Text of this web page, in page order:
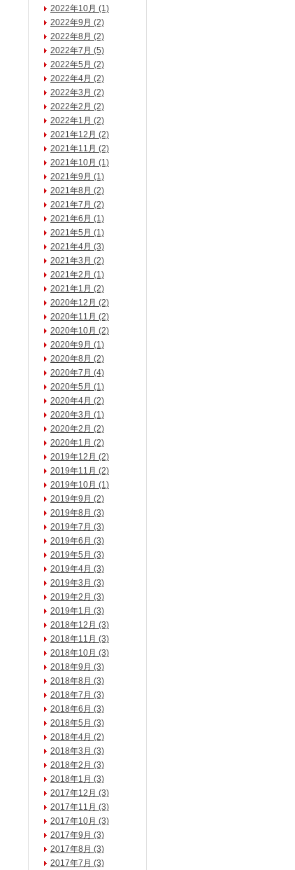
2022年10月 (1)
2022年9月 (2)
2022年8月 (2)
2022年7月 (5)
2022年5月 (2)
2022年4月 (2)
2022年3月 (2)
2022年2月 (2)
2022年1月 (2)
2021年12月 (2)
2021年11月 (2)
2021年10月 (1)
2021年9月 (1)
2021年8月 (2)
2021年7月 (2)
2021年6月 (1)
2021年5月 (1)
2021年4月 (3)
2021年3月 (2)
2021年2月 (1)
2021年1月 (2)
2020年12月 (2)
2020年11月 (2)
2020年10月 (2)
2020年9月 (1)
2020年8月 (2)
2020年7月 (4)
2020年5月 (1)
2020年4月 (2)
2020年3月 (1)
2020年2月 (2)
2020年1月 (2)
2019年12月 (2)
2019年11月 (2)
2019年10月 (1)
2019年9月 (2)
2019年8月 (3)
2019年7月 (3)
2019年6月 (3)
2019年5月 (3)
2019年4月 (3)
2019年3月 (3)
2019年2月 (3)
2019年1月 (3)
2018年12月 (3)
2018年11月 (3)
2018年10月 (3)
2018年9月 (3)
2018年8月 (3)
2018年7月 (3)
2018年6月 (3)
2018年5月 (3)
2018年4月 (2)
2018年3月 (3)
2018年2月 (3)
2018年1月 (3)
2017年12月 (3)
2017年11月 (3)
2017年10月 (3)
2017年9月 (3)
2017年8月 (3)
2017年7月 (3)